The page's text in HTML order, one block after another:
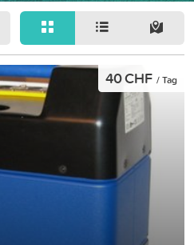
40 CHF / Tag